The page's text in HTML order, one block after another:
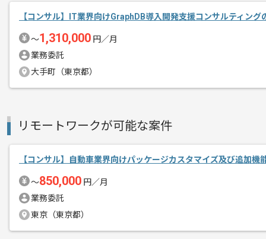
スキルアップされたい方、長期的に参
基本的には一部リモート作業を見込んで
【コンサル】IT業界向けGraphDB導入開発支援コンサルティング
〜1,310,000 円／月
業務委託
大手町（東京都）
リモートワークが可能な案件
【コンサル】自動車業界向けパッケージカスタマイズ及び追加機
〜850,000 円／月
業務委託
東京（東京都）